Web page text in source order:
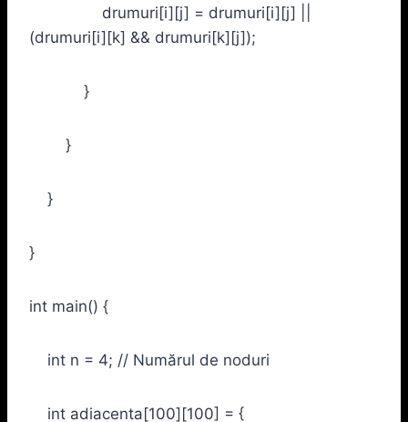
drumuri[i][j] = drumuri[i][j] ||
(drumuri[i][k] && drumuri[k][j]);
}
}
}
}
int main() {
int n = 4; // Numărul de noduri
int adiacenta[100][100] = {